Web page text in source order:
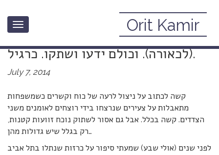
Toggle
Orit Kamir
רונאל פישר – גם הטרדה מינית
(לכאורה). וכולם ידעו ושתקו. כרגיל.
July 7, 2014
קשה לכתוב על ניצול לרעה של כוח וקשרים כשמשפחות
מתאבלות על צעירים שנרצחו בידי רוצחים לאומנים משני
הצדדים. קשה בכלל. אבל גם אסור לשתוק נוכח זוועות קטנות,
רק בגלל שיש גדולות מהן…
לפני שנים (אולי שבע) שמעתי סיפור על כרזות שנתלו בתל אביב